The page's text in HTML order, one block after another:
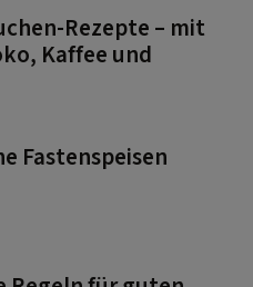
Rezepte – mit
Kaffee und
Fastenspeisen